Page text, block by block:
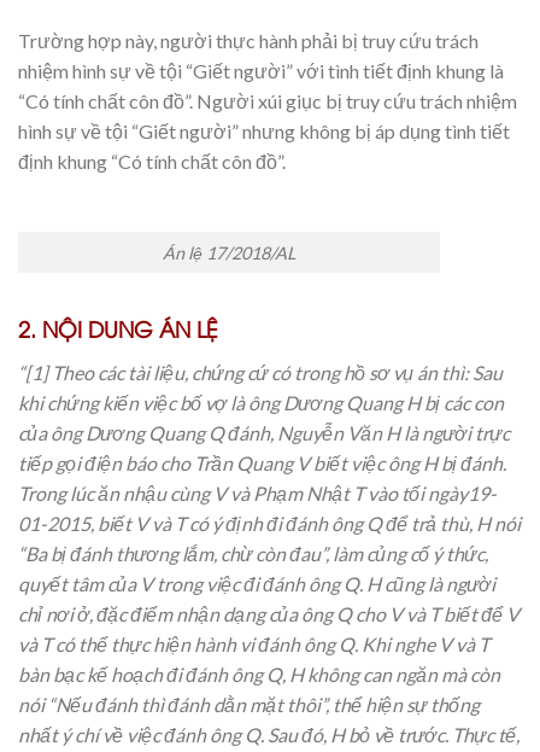
Trường hợp này, người thực hành phải bị truy cứu trách
nhiệm hình sự về tội “Giết người” với tình tiết định khung là
“Có tính chất côn đồ”. Người xúi giục bị truy cứu trách nhiệm
hình sự về tội “Giết người” nhưng không bị áp dụng tình tiết
định khung “Có tính chất côn đồ”.
Án lệ 17/2018/AL
2. NỘI DUNG ÁN LỆ
“[1] Theo các tài liệu, chứng cứ có trong hồ sơ vụ án thì: Sau
khi chứng kiến việc bố vợ là ông Dương Quang H bị các con
của ông Dương Quang Q đánh, Nguyễn Văn H là người trực
tiếp gọi điện báo cho Trần Quang V biết việc ông H bị đánh.
Trong lúc ăn nhậu cùng V và Phạm Nhật T vào tối ngày19-
01-2015, biết V và T có ý định đi đánh ông Q để trả thù, H nói
“Ba bị đánh thương lắm, chừ còn đau”, làm củng cố ý thức,
quyết tâm của V trong việc đi đánh ông Q. H cũng là người
chỉ nơi ở, đặc điểm nhận dạng của ông Q cho V và T biết để V
và T có thể thực hiện hành vi đánh ông Q. Khi nghe V và T
bàn bạc kế hoạch đi đánh ông Q, H không can ngăn mà còn
nói “Nếu đánh thì đánh dằn mặt thôi”, thể hiện sự thống
nhất ý chí về việc đánh ông Q. Sau đó, H bỏ về trước. Thực tế,